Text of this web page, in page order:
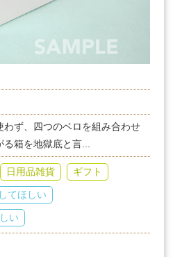
わず、四つのベロを組み合わせ
箱を地獄底と言...
日用品雑貨 ギフト
てほしい
い